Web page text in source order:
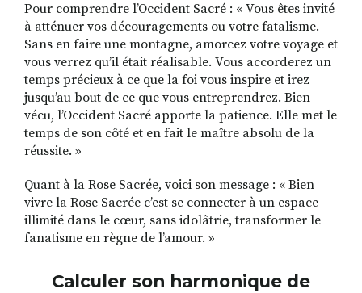
Pour comprendre l’Occident Sacré : « Vous êtes invité
à atténuer vos découragements ou votre fatalisme.
Sans en faire une montagne, amorcez votre voyage et
vous verrez qu’il était réalisable. Vous accorderez un
temps précieux à ce que la foi vous inspire et irez
jusqu’au bout de ce que vous entreprendrez. Bien
vécu, l’Occident Sacré apporte la patience. Elle met le
temps de son côté et en fait le maître absolu de la
réussite. »
Quant à la Rose Sacrée, voici son message : « Bien
vivre la Rose Sacrée c’est se connecter à un espace
illimité dans le cœur, sans idolâtrie, transformer le
fanatisme en règne de l’amour. »
Calculer son harmonique de